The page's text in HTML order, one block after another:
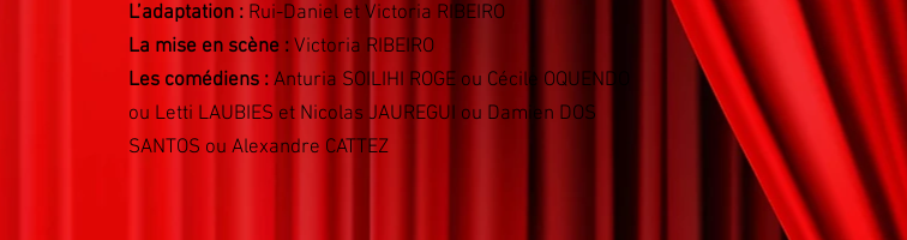
L’adaptation : Rui-Daniel et Victoria RIBEIRO
La mise en scène : Victoria RIBEIRO
Les comédiens : Anturia SOILIHI ROGE ou Cécile OQUENDO
ou Letti LAUBIES et Nicolas JAUREGUI ou Damien DOS
SANTOS ou Alexandre CATTEZ